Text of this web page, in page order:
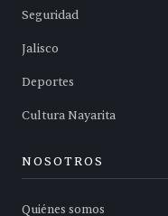
Seguridad
Jalisco
Deportes
Cultura Nayarita
NOSOTROS
Quiénes somos